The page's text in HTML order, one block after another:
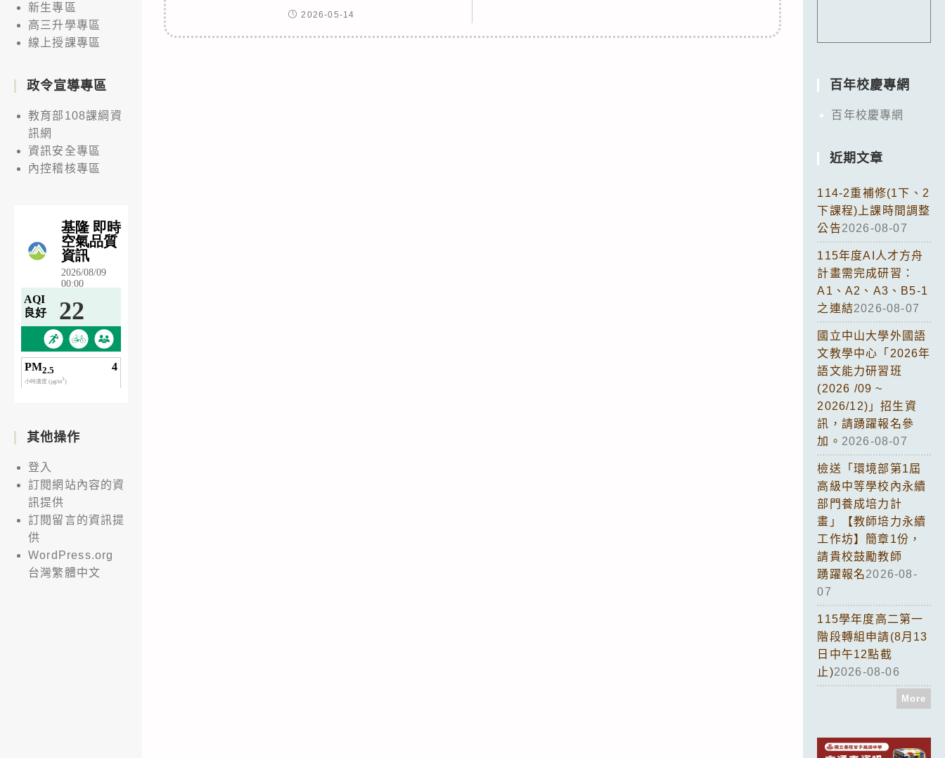
2026-05-14
新生專區
高三升學專區
線上授課專區
政令宣導專區
教育部108課綱資
訊網
資訊安全專區
內控稽核專區
其他操作
登入
訂閱網站內容的資
訊提供
訂閱留言的資訊提
供
WordPress.org
台灣繁體中文
百年校慶專網
百年校慶專網
近期文章
114-2重補修(1下、2
下課程)上課時間調整
公告2026-08-07
115年度AI人才方舟
計畫需完成研習：
A1、A2、A3、B5-1
之連結2026-08-07
國立中山大學外國語
文教學中心「2026年
語文能力研習班
(2026 /09 ~
2026/12)」招生資
訊，請踴躍報名參
加。 2026-08-07
檢送「環境部第1屆
高級中等學校內永續
部門養成培力計
畫」【教師培力永續
工作坊】簡章1份，
請貴校鼓勵教師
踴躍報名2026-08-
07
115學年度高二第一
階段轉組申請(8月13
日中午12點截
止)2026-08-06
More